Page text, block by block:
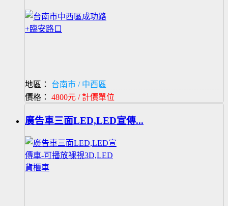
地區：
台南市 / 中西區
價格： 4800元 / 計價單位
廣告車三面LED,LED宣傳...